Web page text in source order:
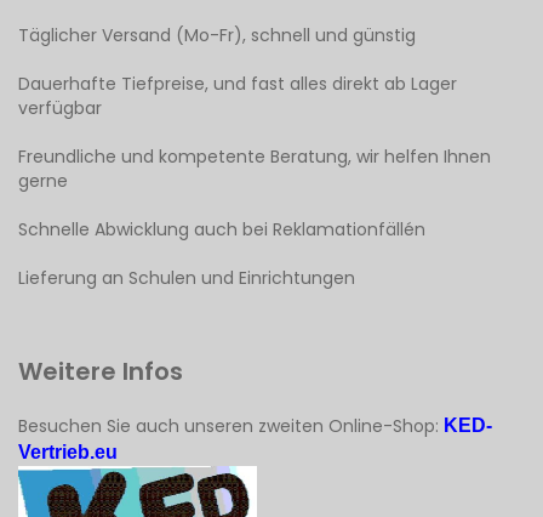
Täglicher Versand (Mo-Fr), schnell und günstig
Dauerhafte Tiefpreise, und fast alles direkt ab Lager
verfügbar
Freundliche und kompetente Beratung, wir helfen Ihnen
gerne
Schnelle Abwicklung auch bei Reklamationfällén
Lieferung an Schulen und Einrichtungen
Weitere Infos
Besuchen Sie auch unseren zweiten Online-Shop: KED-
Vertrieb.eu